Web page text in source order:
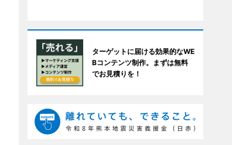
ターゲットに届ける効果的なWE
Bコンテンツ制作。まずは無料
でお見積りを！